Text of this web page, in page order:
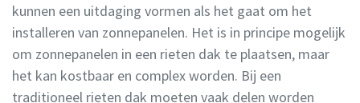
kunnen een uitdaging vormen als het gaat om het
installeren van zonnepanelen. Het is in principe mogelijk
om zonnepanelen in een rieten dak te plaatsen, maar
het kan kostbaar en complex worden. Bij een
traditioneel rieten dak moeten vaak delen worden